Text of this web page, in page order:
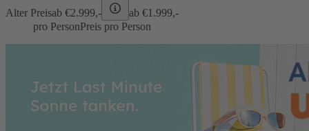
Alter Preisab €2.999,- ab €1.999,-
pro PersonPreis pro Person